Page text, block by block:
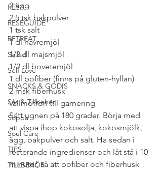
RESA
RESEGUIDE
RETREAT
Sallad
Self Love
SNACKS & GODIS
Sås & Tillbehör
Soppa
Soul Care
TIPS
TILLBEHÖR
2 ägg
2,5 tsk bakpulver
1 tsk salt
1 dl havremjöl
1/2 dl majsmjöl
1/2 dl bovetemjöl
1 dl pofiber (finns på gluten-hyllan)
2 msk fiberhusk
vallmöfrön till garnering
Sätt ugnen på 180 grader. Börja med
att vispa ihop kokosolja, kokosmjölk,
ägg, bakpulver och salt. Ha sedan i
resterande ingredienser och låt stå i 10
minuter, så att pofiber och fiberhusk